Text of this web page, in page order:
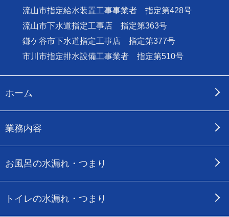
流山市指定給水装置工事事業者 指定第428号
流山市下水道指定工事店 指定第363号
鎌ケ谷市下水道指定工事店 指定第377号
市川市指定排水設備工事業者 指定第510号
ホーム
業務内容
お風呂の水漏れ・つまり
トイレの水漏れ・つまり